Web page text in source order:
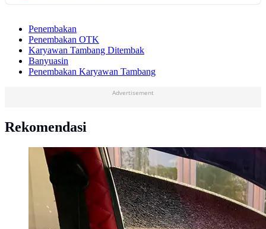
Penembakan
Penembakan OTK
Karyawan Tambang Ditembak
Banyuasin
Penembakan Karyawan Tambang
Advertisement
Rekomendasi